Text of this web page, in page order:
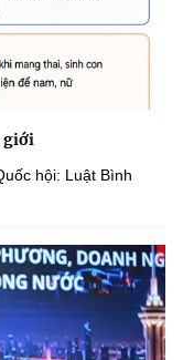
giới
hội: Luật Bình